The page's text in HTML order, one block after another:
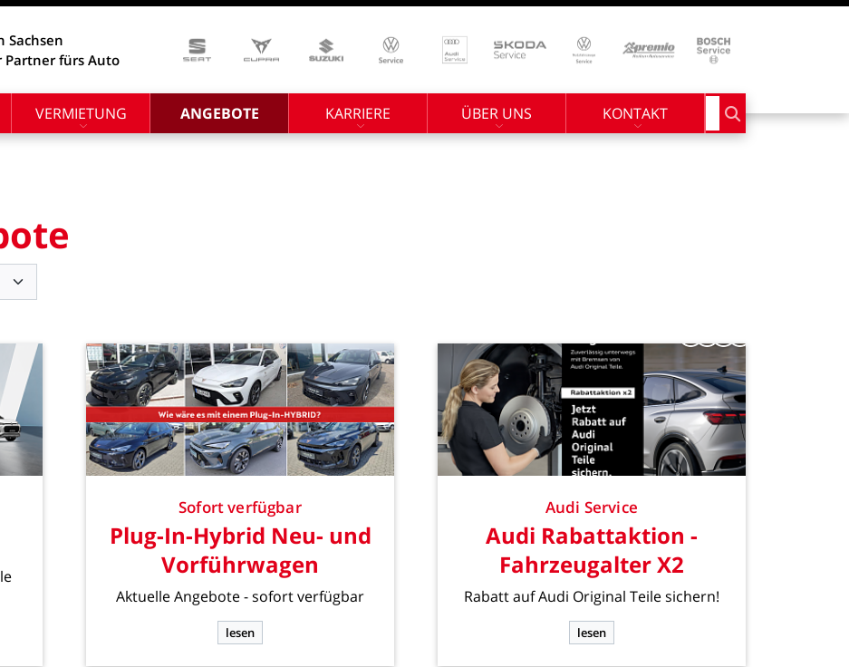
Sachsen
Partner fürs Auto
VERMIETUNG ANGEBOTE KARRIERE ÜBER UNS KONTAKT Suchbegriff
Sofortverfügbar
Plug-In-Hybrid Neu- und
Vorführwagen
AktuelleAngebote-sofortverfügbar
lesen
Audi Service
Audi Rabattaktion -
FahrzeugalterX2
RabattaufAudi Original Teilesichern!
lesen